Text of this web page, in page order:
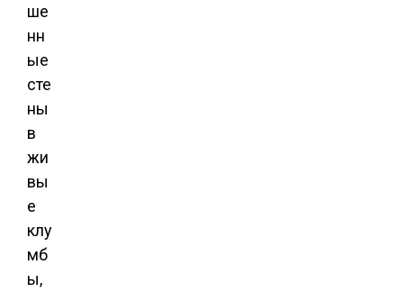
ше
нн
ые
сте
ны
в
жи
вы
е
клу
мб
ы,